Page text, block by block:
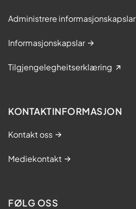
Administrere informasjonskapslar
Informasjonskapslar
Tilgjengelegheitserklæring
KONTAKTINFORMASJON
Kontakt oss
Mediekontakt
FØLG OSS